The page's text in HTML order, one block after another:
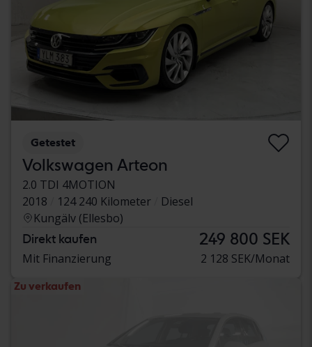
Getestet
Volkswagen Arteon
2.0 TDI 4MOTION
2018
124 240 Kilometer
Diesel
Kungälv (Ellesbo)
Direkt kaufen 249 800 SEK
Mit Finanzierung 2 128 SEK/Monat
Zu verkaufen